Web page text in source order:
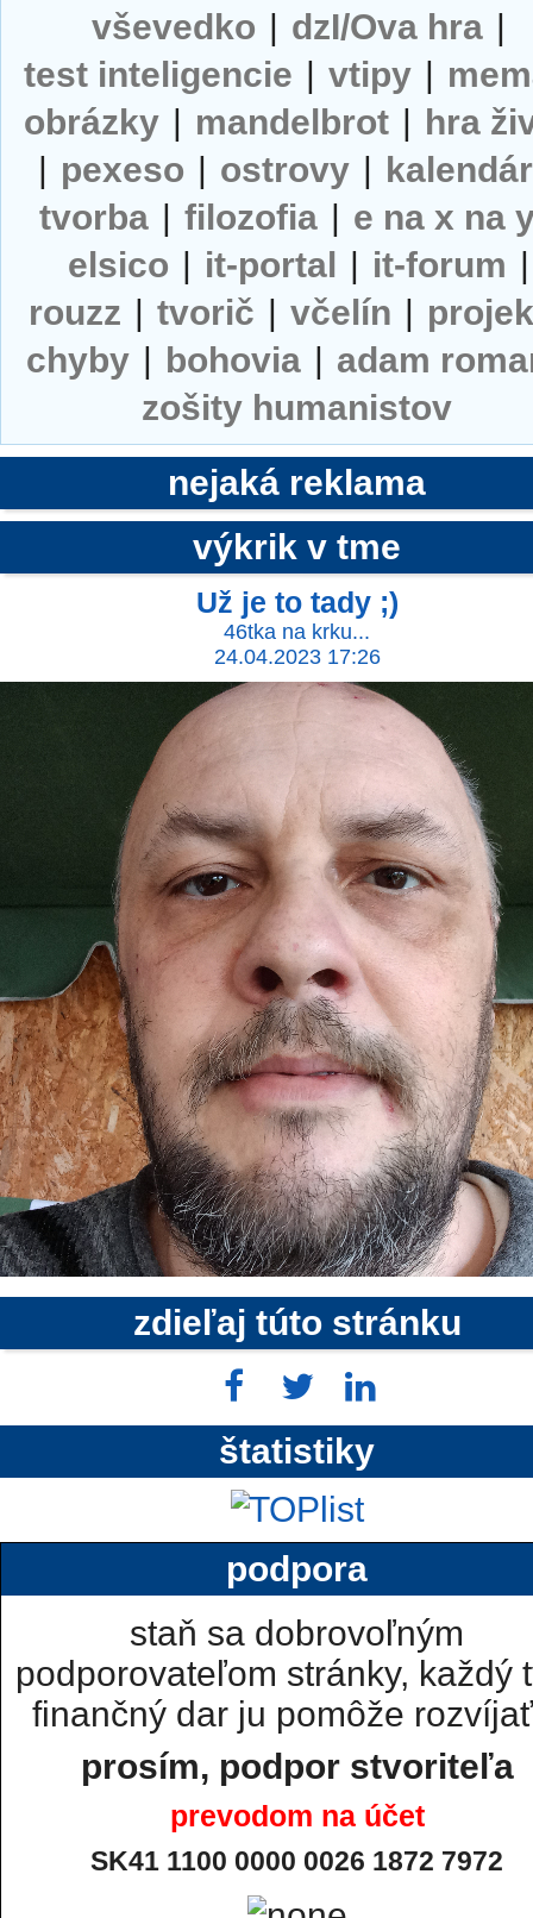
vševedko | dzI/Ova hra |
test inteligencie | vtipy |
obrázky | mandelbrot | hra
| pexeso | ostrovy | kalendár
tvorba | filozofia | e na x na
elsico | it-portal | it-forum |
rouzz | tvorič | včelín |
chyby | bohovia | adam
zošity humanistov
nejaká reklama
výkrik v tme
Už je to tady ;)
46tka na krku...
24.04.2023 17:26
zdieľaj túto stránku
štatistiky
podpora
staň sa dobrovoľným
podporovateľom stránky, každý
finančný dar ju pomôže
prosím, podpor stvoriteľa
prevodom na účet
SK41 1100 0000 0026 1872 7972